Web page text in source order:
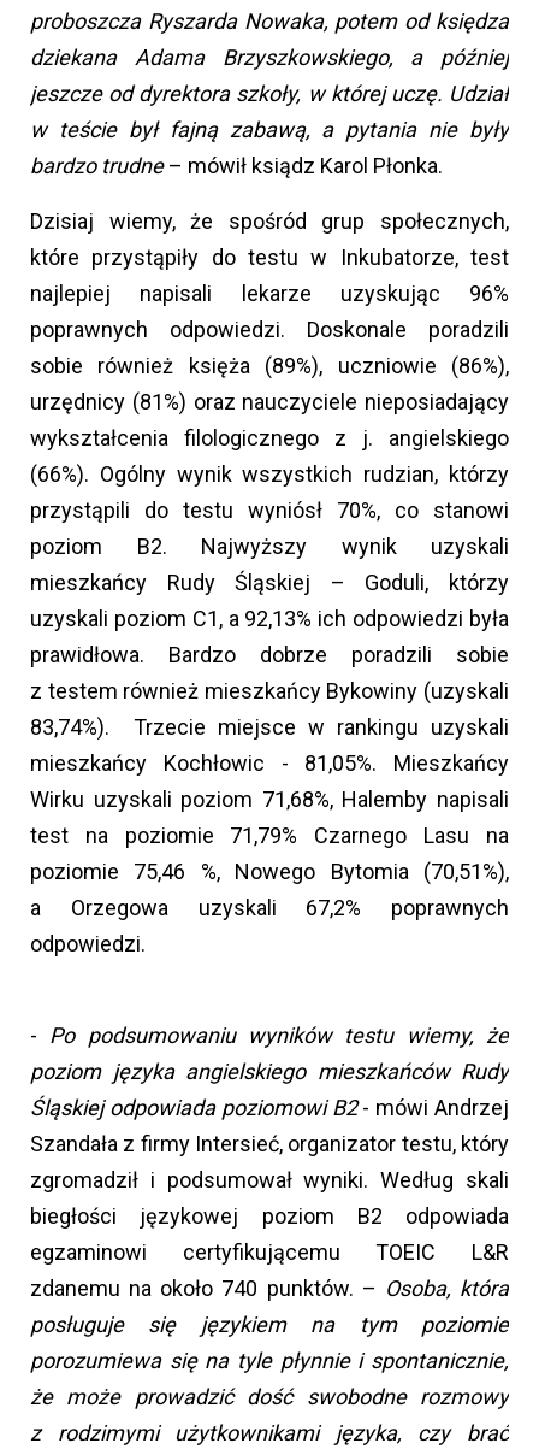
proboszcza Ryszarda Nowaka, potem od księdza
dziekana Adama Brzyszkowskiego, a później
jeszcze od dyrektora szkoły, w której uczę. Udział
w teście był fajną zabawą, a pytania nie były
bardzo trudne– mówił ksiądz Karol Płonka.
Dzisiaj wiemy, że spośród grup społecznych,
które przystąpiły do testu w Inkubatorze, test
najlepiej napisali lekarze uzyskując 96%
poprawnych odpowiedzi. Doskonale poradzili
sobie również księża (89%), uczniowie (86%),
urzędnicy (81%) oraz nauczyciele nieposiadający
wykształcenia filologicznego z j. angielskiego
(66%). Ogólny wynik wszystkich rudzian, którzy
przystąpili do testu wyniósł 70%, co stanowi
poziom B2. Najwyższy wynik uzyskali
mieszkańcy Rudy Śląskiej – Goduli, którzy
uzyskali poziom C1, a 92,13% ich odpowiedzi była
prawidłowa. Bardzo dobrze poradzili sobie
z testem również mieszkańcy Bykowiny (uzyskali
83,74%). Trzecie miejsce w rankingu uzyskali
mieszkańcy Kochłowic - 81,05%. Mieszkańcy
Wirku uzyskali poziom 71,68%, Halemby napisali
test na poziomie 71,79% Czarnego Lasu na
poziomie 75,46 %, Nowego Bytomia (70,51%),
a Orzegowa uzyskali 67,2% poprawnych
odpowiedzi.
- Po podsumowaniu wyników testu wiemy, że
poziom języka angielskiego mieszkańców Rudy
Śląskiej odpowiada poziomowi B2- mówi Andrzej
Szandała z firmy Intersieć, organizator testu, który
zgromadził i podsumował wyniki. Według skali
biegłości językowej poziom B2 odpowiada
egzaminowi certyfikującemu TOEIC L&R
zdanemu na około 740 punktów. – Osoba, która
posługuje się językiem na tym poziomie
porozumiewa się na tyle płynnie i spontanicznie,
że może prowadzić dość swobodne rozmowy
z rodzimymi użytkownikami języka, czy brać